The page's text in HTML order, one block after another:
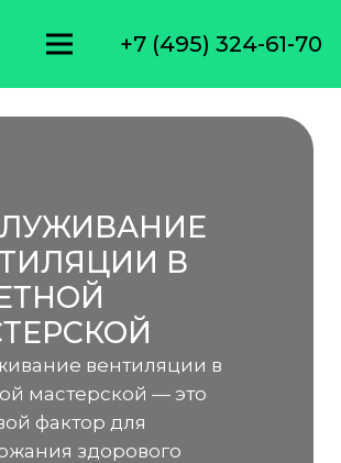
+7 (495) 324-61-70
В
вентиляции в
мастерской — это
фактор для
здорового